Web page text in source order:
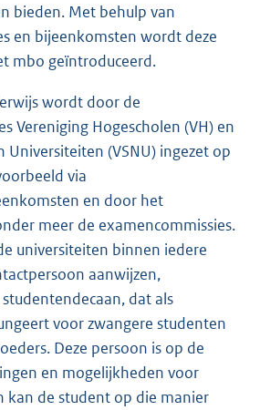
bieden. Met behulp van
en bijeenkomsten wordt deze
mbo geïntroduceerd.
wordt door de
Vereniging Hogescholen (VH) en
Universiteiten (VSNU) ingezet op
via
en door het
meer de examencommissies.
universiteiten binnen iedere
aanwijzen,
dat als
voor zwangere studenten
Deze persoon is op de
en mogelijkheden voor
kan de student op die manier